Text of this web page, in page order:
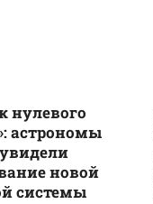
нулевого
астрономы
новой
системы